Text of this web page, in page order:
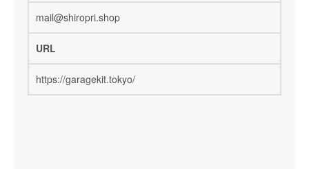
mail@shiropri.shop
URL
https://garagekit.tokyo/